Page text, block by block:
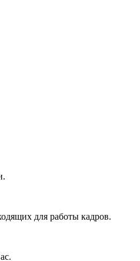
для работы кадров.